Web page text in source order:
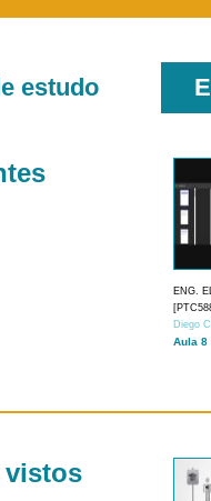
estudo
ENG.
Diego
Aula 8
vistos